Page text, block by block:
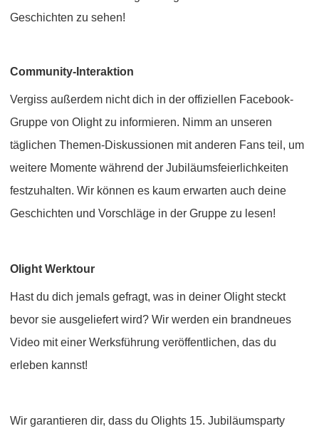
Geschichten zu sehen!
Community-Interaktion
Vergiss außerdem nicht dich in der offiziellen Facebook-
Gruppe von Olight zu informieren. Nimm an unseren
täglichen Themen-Diskussionen mit anderen Fans teil, um
weitere Momente während der Jubiläumsfeierlichkeiten
festzuhalten. Wir können es kaum erwarten auch deine
Geschichten und Vorschläge in der Gruppe zu lesen!
Olight Werktour
Hast du dich jemals gefragt, was in deiner Olight steckt
bevor sie ausgeliefert wird? Wir werden ein brandneues
Video mit einer Werksführung veröffentlichen, das du
erleben kannst!
Wir garantieren dir, dass du Olights 15. Jubiläumsparty